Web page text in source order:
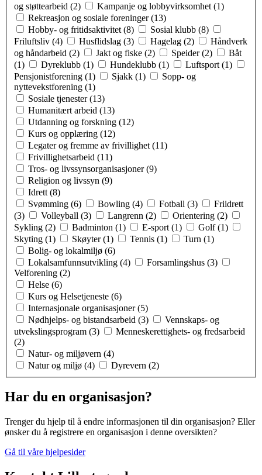
og støttearbeid (2)
Kampanje og lobbyvirksomhet (1)
Rekreasjon og sosiale foreninger (13)
Hobby- og fritidsaktivitet (8)
Sosial klubb (8)
Friluftsliv (4)
Husflidslag (3) Hagelag (2)
Håndverk
og håndarbeid (2)
Jakt og fiske (2) Speider (2)
Båt
(1)
Dyreklubb (1) Hundeklubb (1)
Luftsport (1)
Pensjonistforening (1)
Sjakk (1)
Sopp- og
nyttevekstforening (1)
Sosiale tjenester (13)
Humanitært arbeid (13)
Utdanning og forskning (12)
Kurs og opplæring (12)
Legater og fremme av frivillighet (11)
Frivillighetsarbeid (11)
Tros- og livssynsorganisasjoner (9)
Religion og livssyn (9)
Idrett (8)
Svømming (6)
Bowling (4) Fotball (3)
Friidrett
(3)
Volleyball (3) Langrenn (2)
Orientering (2)
Sykling (2)
Badminton (1) E-sport (1)
Golf (1)
Skyting (1)
Skøyter (1) Tennis (1)
Turn (1)
Bolig- og lokalmiljø (6)
Lokalsamfunnsutvikling (4)
Forsamlingshus (3)
Velforening (2)
Helse (6)
Kurs og Helsetjeneste (6)
Internasjonale organisasjoner (5)
Nødhjelps- og bistandsarbeid (3)
Vennskaps- og
utvekslingsprogram (3)
Menneskerettighets- og fredsarbeid
(2)
Natur- og miljøvern (4)
Natur og miljø (4)
Dyrevern (2)
Har du en organisasjon?
Trenger du hjelp til å endre informasjonen til din organisasjon? Eller
ønsker du å registrere en organisasjon i denne oversikten?
Gå til våre hjelpesider